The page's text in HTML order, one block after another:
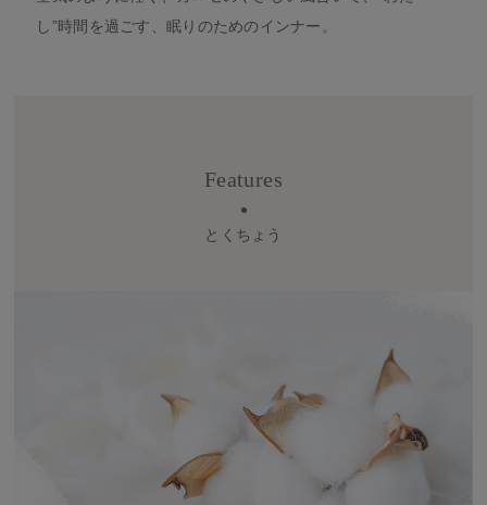
し”時間を過ごす、眠りのためのインナー。
Features
とくちょう